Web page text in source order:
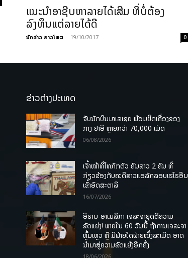
ແນະນຳອາຊີບຫາລາຍໄດ້ເສີມ ທີ່ບໍ່ຕ້ອງ
ລົງທຶນແຕ່ລາຍໄດ້ດີ
ນັກຂ່າວ ລາວໂພສ - 19/10/2017 0
ຂ່າວຕ່າງປະເທດ
ຈັບນັກບິນມາເລເຊຍ ພ້ອມຍຶດເຄື່ອງຂອງ
ກາງ ຢາອີ ຫຼາຍກວ່າ 70,000 ເມັດ
06/08/2026
ເຈົ້າໜ້າທີ່ໄທກັກຕົວ ຄົນລາວ 2 ຄົນ ທີ່
ກ່ຽວຂ້ອງກັບຄະດີສາວແອລັກລອບເຮໂຣອີນ
ເຂົ້າອົດສະຕາລີ
16/07/2026
ອີຣານ-ອາເມລິກາ ເຈລະຈາຍຸດຕິຄວາມ
ຂັດແຍ່ງ! ພາຍໃນ 60 ວັນນີ້ ຖ້າການເຈລະຈາ
ຫຼົ້ມເຫຼວ ຫຼື ມີຝ່າຍໃດຝ່າຍໜຶ່ງລະເມີດ ອາດ
ນໍາມາສູ່ຄວາມຂັດແຍ້ງອີກຄັ້ງ
18/06/2026